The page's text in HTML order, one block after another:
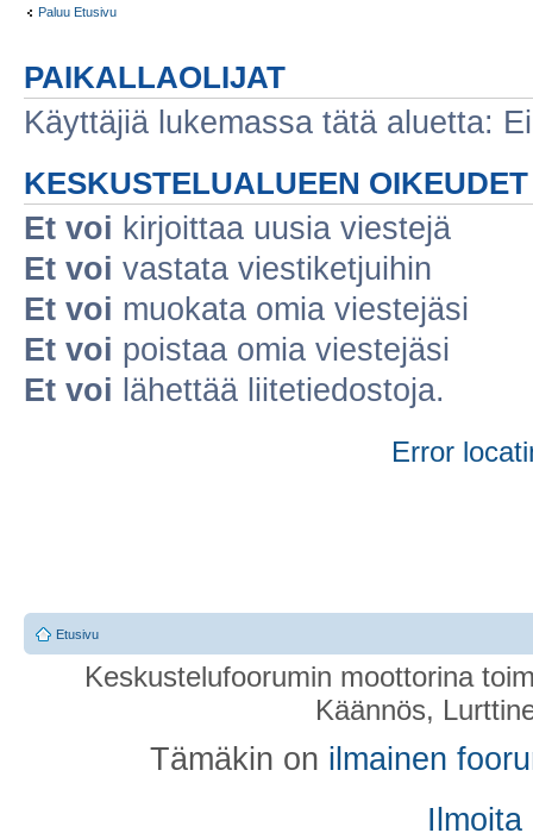
Paluu Etusivu
PAIKALLAOLIJAT
Käyttäjiä lukemassa tätä aluetta:
KESKUSTELUALUEEN OIKEUDET
Et voi kirjoittaa uusia viestejä
Et voi vastata viestiketjuihin
Et voi muokata omia viestejäsi
Et voi poistaa omia viestejäsi
Et voi lähettää liitetiedostoja.
Error
Etusivu
Keskustelufoorumin moottorina
Käännös,
Tämäkin on ilmainen